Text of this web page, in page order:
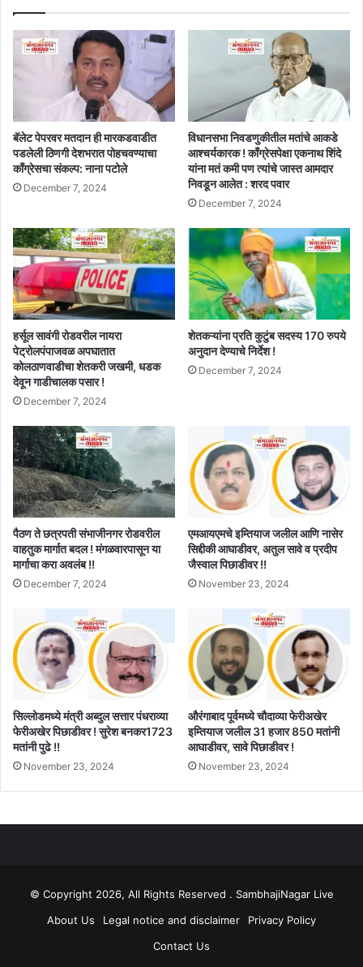
बॅलेट पेपरवर मतदान ही मारकडवाडीत
पडलेली ठिणगी देशभरात पोहचवण्याचा
काँग्रेसचा संकल्प: नाना पटोले
December 7, 2024
विधानसभा निवडणुकीतील मतांचे आकडे
आश्चर्यकारक ! काँग्रेसपेक्षा एकनाथ शिंदे
यांना मतं कमी पण त्यांचे जास्त आमदार
निवडून आलेत : शरद पवार
December 7, 2024
हर्सूल सावंगी रोडवरील नायरा
पेट्रोलपंपाजवळ अपघातात
कोलठाणवाडीचा शेतकरी जखमी, धडक
देवून गाडीचालक पसार !
December 7, 2024
शेतकऱ्यांना प्रति कुटुंब सदस्य 170 रुपये
अनुदान देण्याचे निर्देश !
December 7, 2024
पैठण ते छत्रपती संभाजीनगर रोडवरील
वाहतुक मार्गात बदल ! मंगळवारपासून या
मार्गाचा करा अवलंब !!
December 7, 2024
एमआयएमचे इम्तियाज जलील आणि नासेर
सिद्दीकी आघाडीवर, अतुल सावे व प्रदीप
जैस्वाल पिछाडीवर !!
November 23, 2024
सिल्लोडमध्ये मंत्री अब्दुल सत्तार पंधराव्या
फेरीअखेर पिछाडीवर ! सुरेश बनकर1723
मतांनी पुढे !!
November 23, 2024
औरंगाबाद पूर्वमध्ये चौदाव्या फेरीअखेर
इम्तियाज जलील 31 हजार 850 मतांनी
आघाडीवर, सावे पिछाडीवर !
November 23, 2024
© Copyright 2026, All Rights Reserved . SambhajiNagar Live
About Us
Legal notice and disclaimer
Privacy Policy
Contact Us